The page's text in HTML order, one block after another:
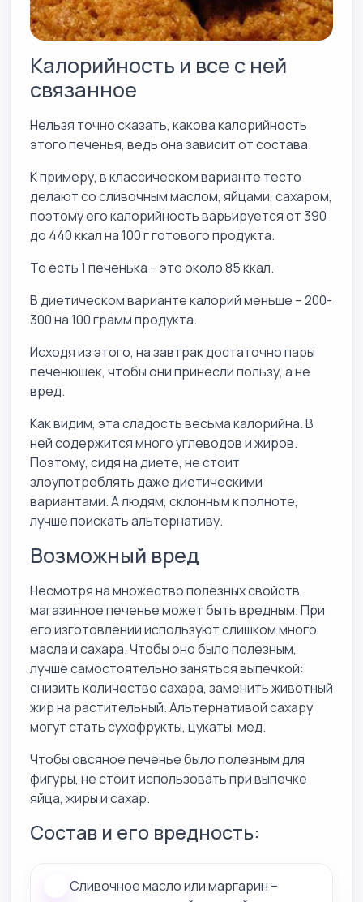
Калорийность и все с ней
связанное
Нельзя точно сказать, какова калорийность
этого печенья, ведь она зависит от состава.
К примеру, в классическом варианте тесто
делают со сливочным маслом, яйцами, сахаром,
поэтому его калорийность варьируется от 390
до 440 ккал на 100 г готового продукта.
То есть 1 печенька – это около 85 ккал.
В диетическом варианте калорий меньше – 200-
300 на 100 грамм продукта.
Исходя из этого, на завтрак достаточно пары
печенюшек, чтобы они принесли пользу, а не
вред.
Как видим, эта сладость весьма калорийна. В
ней содержится много углеводов и жиров.
Поэтому, сидя на диете, не стоит
злоупотреблять даже диетическими
вариантами. А людям, склонным к полноте,
лучше поискать альтернативу.
Возможный вред
Несмотря на множество полезных свойств,
магазинное печенье может быть вредным. При
его изготовлении используют слишком много
масла и сахара. Чтобы оно было полезным,
лучше самостоятельно заняться выпечкой:
снизить количество сахара, заменить животный
жир на растительный. Альтернативой сахару
могут стать сухофрукты, цукаты, мед.
Чтобы овсяное печенье было полезным для
фигуры, не стоит использовать при выпечке
яйца, жиры и сахар.
Состав и его вредность:
Сливочное масло или маргарин –